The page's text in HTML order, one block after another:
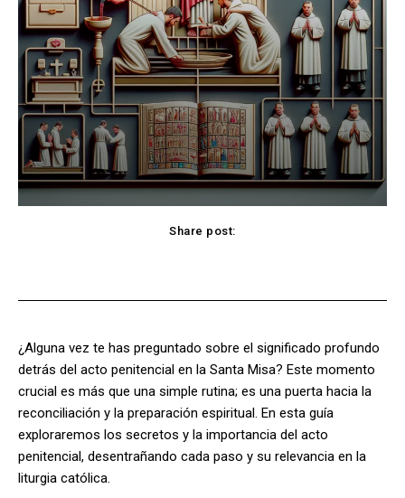
Share post:
¿Alguna vez te has preguntado sobre el significado profundo
detrás del acto penitencial en la Santa Misa? Este momento
crucial es más que una simple rutina; es una puerta hacia la
reconciliación y la preparación espiritual. En esta guía
exploraremos los secretos y la importancia del acto
penitencial, desentrañando cada paso y su relevancia en la
liturgia católica.